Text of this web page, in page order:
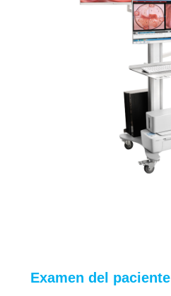
Examen del paciente